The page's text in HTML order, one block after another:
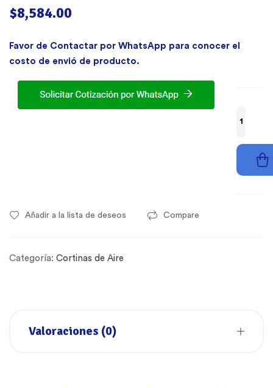
$8,584.00
Favor de Contactar por WhatsApp para conocer el
costo de envió de producto.
Añadir a la lista de deseos Compare
Categoría: Cortinas de Aire
Valoraciones (0)